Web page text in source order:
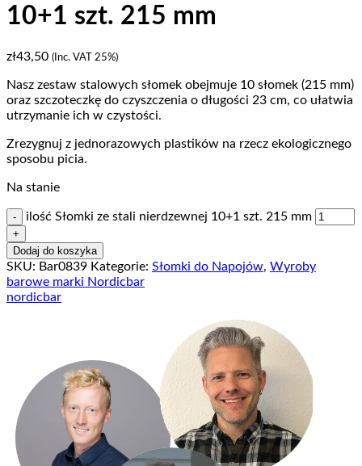
10+1 szt. 215 mm
zł43,50 (Inc. VAT 25%)
Nasz zestaw stalowych słomek obejmuje 10 słomek (215 mm)
oraz szczoteczkę do czyszczenia o długości 23 cm, co ułatwia
utrzymanie ich w czystości.
Zrezygnuj z jednorazowych plastików na rzecz ekologicznego
sposobu picia.
Na stanie
ilość Słomki ze stali nierdzewnej 10+1 szt. 215 mm
Dodaj do koszyka
SKU: Bar0839 Kategorie: Słomki do Napojów, Wyroby
barowe marki Nordicbar
nordicbar